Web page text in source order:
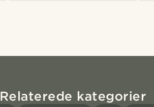
Relaterede kategorier